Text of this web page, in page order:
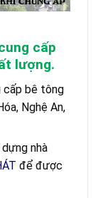
cấp
lượng.
cấp bê tông
Nghệ An,
nhà
để được